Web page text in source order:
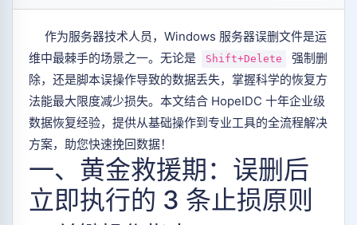
作为服务器技术人员，Windows 服务器误删文件是运
维中最棘手的场景之一。无论是
Shift+Delete
强制删
除，还是脚本误操作导致的数据丢失，掌握科学的恢复方
法能最大限度减少损失。本文结合 HopeIDC 十年企业级
数据恢复经验，提供从基础操作到专业工具的全流程解决
方案，助您快速挽回数据！
一、黄金救援期：误删后
立即执行的 3 条止损原则